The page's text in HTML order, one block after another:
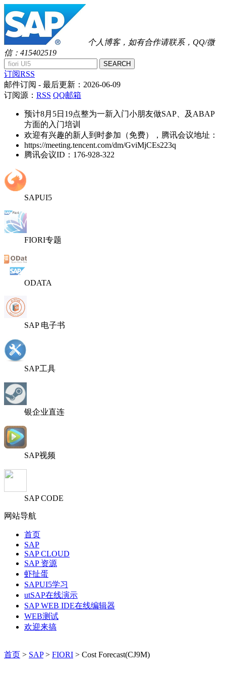
个人博客，如有合作请联系，QQ/微
信：415402519
SEARCH
订阅RSS
邮件订阅 - 最后更新： 2026-06-09
订阅源： RSS QQ邮箱
预计8月5日19点整为一新入门小朋友做SAP、及ABAP
方面的入门培训
欢迎有兴趣的新人到时参加（免费），腾讯会议地址：
https://meeting.tencent.com/dm/GviMjCEs223q
腾讯会议ID：176-928-322
SAPUI5
FIORI专题
ODATA
SAP 电子书
SAP工具
银企业直连
SAP视频
SAP CODE
网站导航
首页
SAP
SAP CLOUD
SAP 资源
虾扯蛋
SAPUI5学习
utSAP在线演示
SAP WEB IDE在线编辑器
WEB测试
欢迎来搞
首页 > SAP> FIORI > Cost Forecast(CJ9M)